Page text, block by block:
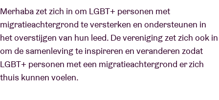
Merhaba zet zich in om LGBT+ personen met
migratieachtergrond te versterken en ondersteunen in
het overstijgen van hun leed. De vereniging zet zich ook in
om de samenleving te inspireren en veranderen zodat
LGBT+ personen met een migratieachtergrond er zich
thuis kunnen voelen.